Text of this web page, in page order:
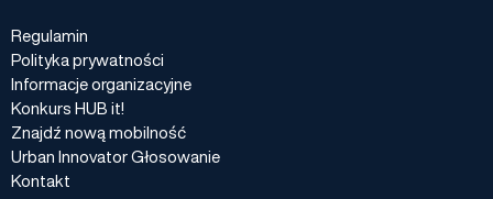
Regulamin
Polityka prywatności
Informacje organizacyjne
Konkurs HUB it!
Znajdź nową mobilność
Urban Innovator Głosowanie
Kontakt